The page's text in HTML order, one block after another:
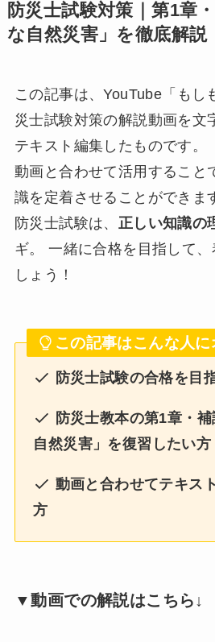
防災士試験対策｜第1章
な自然災害」を徹底解説
この記事は、YouTube「もし
災士試験対策の解説動画を文
テキスト編集したものです。
動画と合わせて活用すること
識を定着させることができま
防災士試験は、 正しい知識の
ギ。 一緒に合格を目指して
しょう！
この記事はこんな人に
防災士試験の合格を目
防災士教本の第1章・
自然災害」を復習したい方
動画と合わせてテキス
方
▼動画での解説はこちら↓